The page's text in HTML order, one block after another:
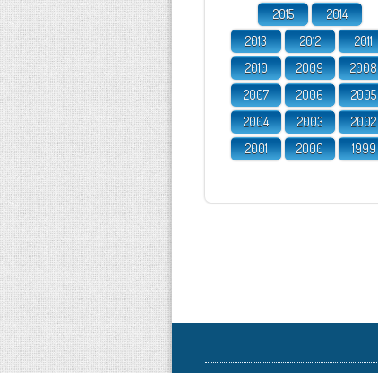
2015
2014
2013
2012
2011
2010
2009
2008
2007
2006
2005
2004
2003
2002
2001
2000 1999